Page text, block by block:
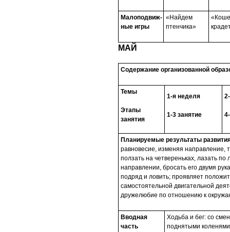
Малоподвиж-
ные игры
«Найдем
птенчика»
МАЙ
Содержание организованной
Темы
Этапы
занятия
1-я неделя
1-3 занятие
Планируемые результаты
равновесие, изменяя направление,
ползать на четвереньках, лазать
направлении, бросать его двумя
подряд и ловить; проявляет
самостоятельной двигательной
дружелюбие по отношению к
Вводная
часть
Ходьба и бег: со
поднятыми